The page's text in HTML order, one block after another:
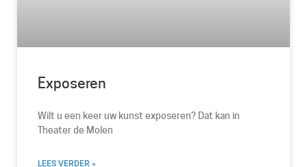
Exposeren
Wilt u een keer uw kunst exposeren? Dat kan in
Theater de Molen
LEES VERDER »